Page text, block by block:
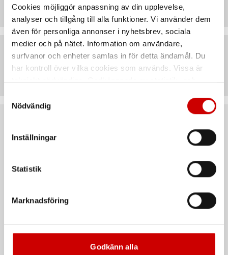
Cookies möjliggör anpassning av din upplevelse,
analyser och tillgång till alla funktioner. Vi använder dem
även för personliga annonser i nyhetsbrev, sociala
medier och på nätet. Information om användare,
surfvanor och enheter samlas in för detta ändamål. Du
har kontroll över vilka cookies som används. Vissa är
tekniskt nödvändiga. Godkännande av statistik- och
länder utanför EU med olika dataskyddsnormer. Genom
att godkänna samtycker du till sådana överföringar. Läs
Nödvändig
Inställningar
Statistik
Marknadsföring
Godkänn alla
Artiklar
Rekommenderat baserat på vald produkt
Klädseltvätt SEG 10